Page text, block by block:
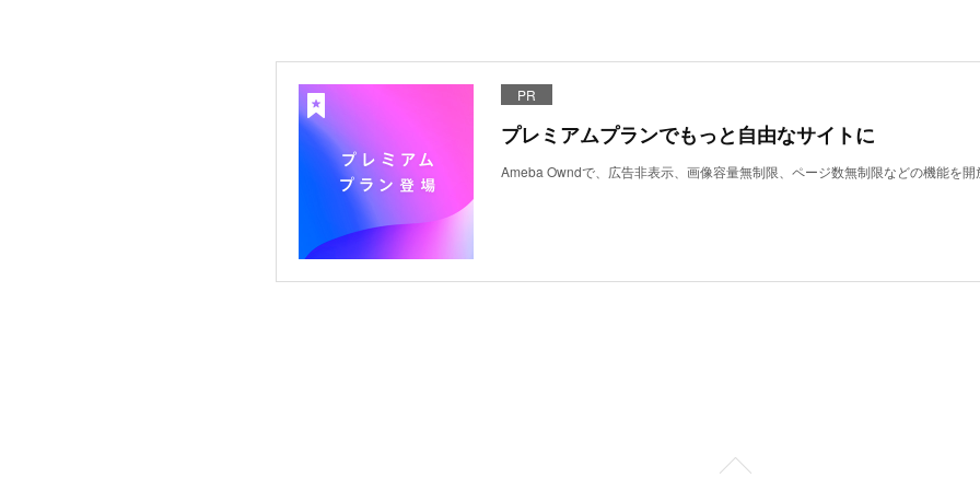
PR
プレミアムプランでもっと自由なサイトに
Ameba Owndで、広告非表示、画像容量無制限、ページ数無制限などの機能を開